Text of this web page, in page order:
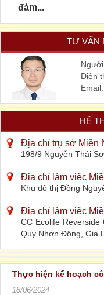
đảm...
TƯ VẤN
Điện
Email:
HỆ
Địa chỉ trụ sở Miền
198/9 Nguyễn Thái
Địa chỉ làm việc
Khu đô thị Đồng
Địa chỉ làm việc
CC Ecolife
Quy Nhơn Đông, Gia
Thực hiện kế hoạch
18/06/2024